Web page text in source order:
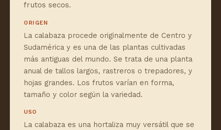
frutos secos.
ORIGEN
La calabaza procede originalmente de Centro y
Sudamérica y es una de las plantas cultivadas
más antiguas del mundo. Se trata de una planta
anual de tallos largos, rastreros o trepadores, y
hojas grandes. Los frutos varían en forma,
tamaño y color según la variedad.
USO
La calabaza es una hortaliza muy versátil que se